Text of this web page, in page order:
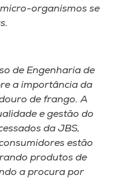
organismos se
de Engenharia de
a importância da
de frango. A
e gestão do
da JBS,
estão
produtos de
a procura por